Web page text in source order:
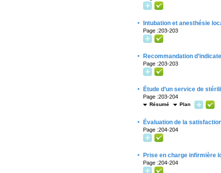
· Intubation et anesthésie
Page :203-203
· Recommandation
Page :203-203
· Étude d’un service de
Page :203-204
Résumé Plan
· Évaluation de la
Page :204-204
· Prise en charge infirmière
Page :204-204